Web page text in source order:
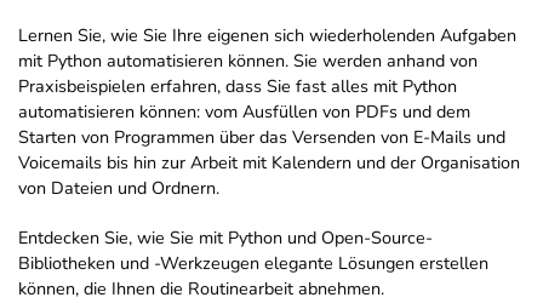
Lernen Sie, wie Sie Ihre eigenen sich wiederholenden Aufgaben
mit Python automatisieren können. Sie werden anhand von
Praxisbeispielen erfahren, dass Sie fast alles mit Python
automatisieren können: vom Ausfüllen von PDFs und dem
Starten von Programmen über das Versenden von E-Mails und
Voicemails bis hin zur Arbeit mit Kalendern und der Organisation
von Dateien und Ordnern.
Entdecken Sie, wie Sie mit Python und Open-Source-
Bibliotheken und -Werkzeugen elegante Lösungen erstellen
können, die Ihnen die Routinearbeit abnehmen.